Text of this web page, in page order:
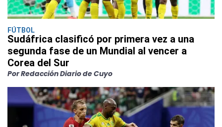
FÚTBOL
Sudáfrica clasificó por primera vez a una
segunda fase de un Mundial al vencer a
Corea del Sur
Por Redacción Diario de Cuyo